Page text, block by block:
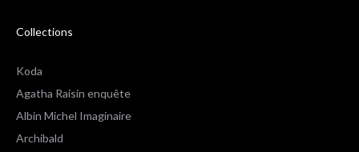
Collections
Koda
Agatha Raisin enquête
Albin Michel Imaginaire
Archibald